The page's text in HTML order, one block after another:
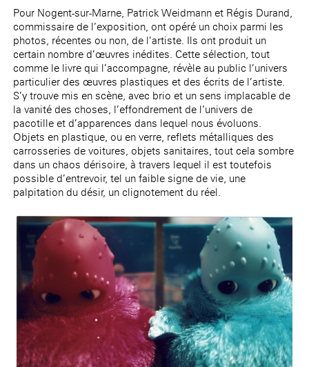
Pour Nogent-sur-Marne, Patrick Weidmann et Régis Durand,
commissaire de l’exposition, ont opéré un choix parmi les
photos, récentes ou non, de l’artiste. Ils ont produit un
certain nombre d’œuvres inédites. Cette sélection, tout
comme le livre qui l’accompagne, révèle au public l’univers
particulier des œuvres plastiques et des écrits de l’artiste.
S’y trouve mis en scène, avec brio et un sens implacable de
la vanité des choses, l’effondrement de l’univers de
pacotille et d’apparences dans lequel nous évoluons.
Objets en plastique, ou en verre, reflets métalliques des
carrosseries de voitures, objets sanitaires, tout cela sombre
dans un chaos dérisoire, à travers lequel il est toutefois
possible d’entrevoir, tel un faible signe de vie, une
palpitation du désir, un clignotement du réel.